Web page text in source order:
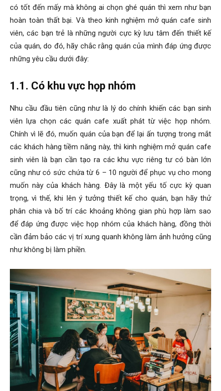
có tốt đến mấy mà không ai chọn ghé quán thì xem như bạn
hoàn toàn thất bại. Và theo kinh nghiệm mở quán cafe sinh
viên, các bạn trẻ là những người cực kỳ lưu tâm đến thiết kế
của quán, do đó, hãy chắc rằng quán của mình đáp ứng được
những yêu cầu dưới đây:
1.1. Có khu vực họp nhóm
Nhu cầu đầu tiên cũng như là lý do chính khiến các bạn sinh
viên lựa chọn các quán cafe xuất phát từ việc họp nhóm.
Chính vì lẽ đó, muốn quán của bạn để lại ấn tượng trong mắt
các khách hàng tiềm năng này, thì kinh nghiệm mở quán cafe
sinh viên là bạn cần tạo ra các khu vực riêng tư có bàn lớn
cũng như có sức chứa từ 6 – 10 người để phục vụ cho mong
muốn này của khách hàng. Đây là một yếu tố cực kỳ quan
trọng, vì thế, khi lên ý tưởng thiết kế cho quán, bạn hãy thử
phân chia và bố trí các khoảng không gian phù hợp làm sao
để đáp ứng được việc họp nhóm của khách hàng, đồng thời
cần đảm bảo các vị trí xung quanh không làm ảnh hưởng cũng
như không bị làm phiền.